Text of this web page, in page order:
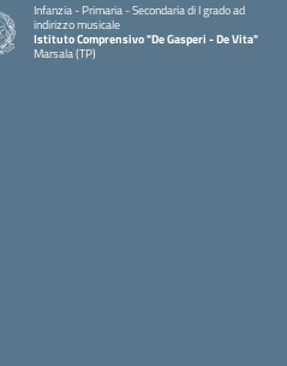
Infanzia - Primaria - Secondaria di I grado ad
indirizzo musicale
Istituto Comprensivo "De Gasperi - De Vita"
Marsala (TP)